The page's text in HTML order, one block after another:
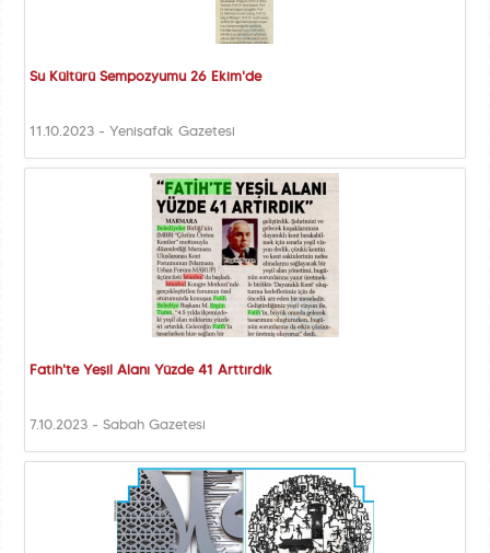
Su Kültürü Sempozyumu 26 Ekim'de
11.10.2023 - Yenişafak Gazetesi
Fatih'te Yeşil Alanı Yüzde 41 Arttırdık
7.10.2023 - Sabah Gazetesi